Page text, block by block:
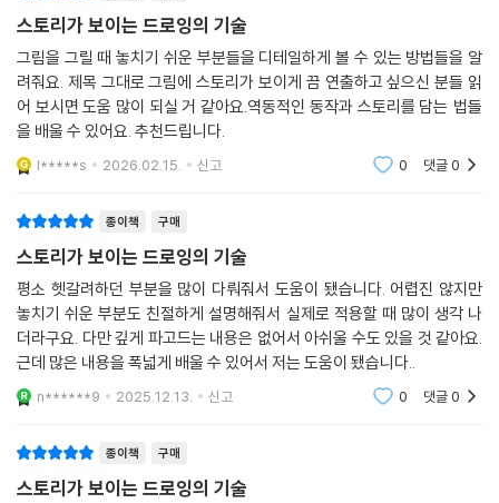
스토리가 보이는 드로잉의 기술
그림을 그릴 때 놓치기 쉬운 부분들을 디테일하게 볼 수 있는 방법들을 알
려줘요. 제목 그대로 그림에 스토리가 보이게 끔 연출하고 싶으신 분들 읽
어 보시면 도움 많이 되실 거 같아요.역동적인 동작과 스토리를 담는 법들
을 배울 수 있어요. 추천드립니다.
l*****s 2026.02.15. 신고 0 댓글0
종이책 구매
스토리가 보이는 드로잉의 기술
평소 헷갈려하던 부분을 많이 다뤄줘서 도움이 됐습니다. 어렵진 않지만
놓치기 쉬운 부분도 친절하게 설명해줘서 실제로 적용할 때 많이 생각 나
더라구요. 다만 깊게 파고드는 내용은 없어서 아쉬울 수도 있을 것 같아요.
근데 많은 내용을 폭넓게 배울 수 있어서 저는 도움이 됐습니다..
n******9 2025.12.13. 신고 0 댓글0
종이책 구매
스토리가 보이는 드로잉의 기술